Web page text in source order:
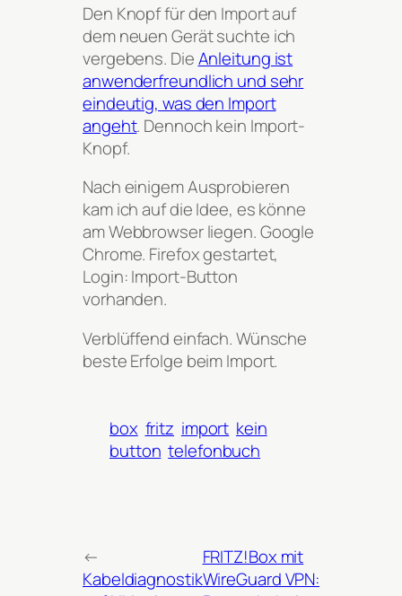
Den Knopf für den Import auf
dem neuen Gerät suchte ich
vergebens. DieAnleitung ist
anwenderfreundlich und sehr
eindeutig, was den Import
angeht. Dennoch kein Import-
Knopf.
Nach einigem Ausprobieren
kam ich auf die Idee, es könne
am Webbrowser liegen. Google
Chrome. Firefox gestartet,
Login: Import-Button
vorhanden.
Verblüffend einfach. Wünsche
beste Erfolge beim Import.
box fritz import kein
button telefonbuch
←
Kabeldiagnostik
FRITZ!Box mit
WireGuard VPN: